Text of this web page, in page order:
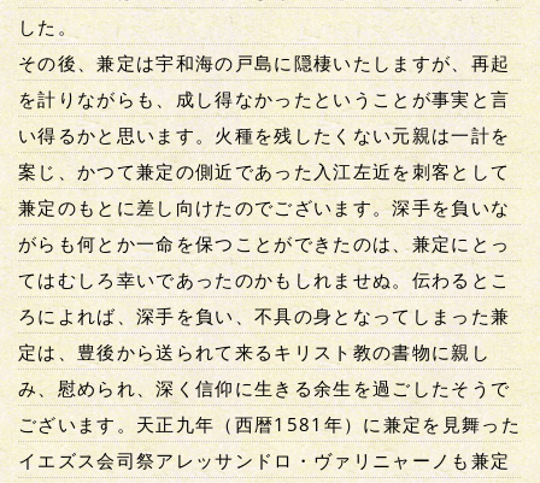
した。
その後、兼定は宇和海の戸島に隠棲いたしますが、再起
を計りながらも、成し得なかったということが事実と言
い得るかと思います。火種を残したくない元親は一計を
案じ、かつて兼定の側近であった入江左近を刺客として
兼定のもとに差し向けたのでございます。深手を負いな
がらも何とか一命を保つことができたのは、兼定にとっ
てはむしろ幸いであったのかもしれませぬ。伝わるとこ
ろによれば、深手を負い、不具の身となってしまった兼
定は、豊後から送られて来るキリスト教の書物に親し
み、慰められ、深く信仰に生きる余生を過ごしたそうで
ございます。天正九年（西暦1581年）に兼定を見舞った
イエズス会司祭アレッサンドロ・ヴァリニャーノも兼定